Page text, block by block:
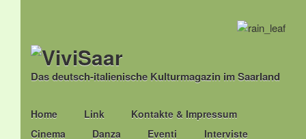
Das deutsch-italienische Kulturmagazin im Saarland
Main menu
Skip
to
Home Link
Kontakte & Impressum
Cinema
Danza Eventi
Interviste